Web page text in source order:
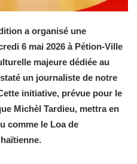
a organisé une
6 mai 2026 à Pétion-Ville
majeure dédiée au
un journaliste de notre
initiative, prévue pour le
Michèl Tardieu, mettra en
comme le Loa de